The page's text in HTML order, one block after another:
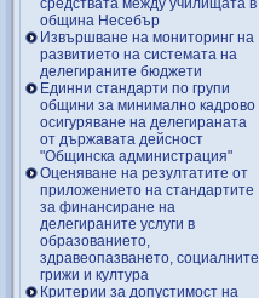
средствата между училищата в
община Несебър
Извършване на мониторинг на
развитието на системата на
делегираните бюджети
Единни стандарти по групи
общини за минимално кадрово
осигуряване на делегираната
от държавата дейсност
"Общинска администрация"
Оценяване на резултатите от
приложението на стандартите
за финансиране на
делегираните услуги в
образованието,
здравеопазването, социалните
грижи и култура
Критерии за допустимост на